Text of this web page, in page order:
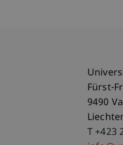
Fürst-
9490
T +423